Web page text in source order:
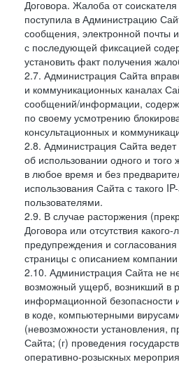
Договора. Жалоба от
поступила в Администрацию
сообщения, электронной почты
с последующей фиксацией
установить факт получения
2.7. Администрация Сайта
и коммуникационных каналах
сообщений/информации,
по своему усмотрению
консультационных и
2.8. Администрация Сайта
об использовании одного и
в любое время и без
использования Сайта с такого
пользователями.
2.9. В случае расторжения
Договора или отсутствия
предупреждения и
страницы с описанием
2.10. Администрация Сайта не
возможный ущерб, возникший в
информационной безопасности
в коде, компьютерными
(невозможности установления,
Сайта; (г) проведения
оперативно-розыскных